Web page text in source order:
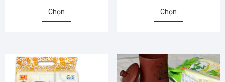
Chọn
Sản
biến
thể.
Chọn
Sản
nhiều
biến
thể.